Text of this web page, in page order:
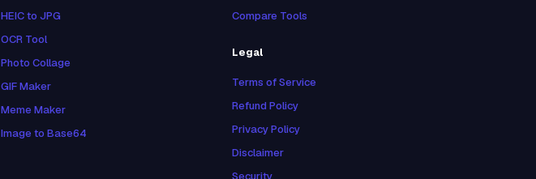
HEIC to JPG
OCR Tool
Photo Collage
GIF Maker
Meme Maker
Image to Base64
Compare Tools
Legal
Terms of Service
Refund Policy
Privacy Policy
Disclaimer
Security